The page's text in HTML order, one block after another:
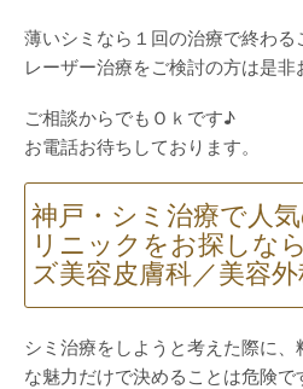
薄いシミなら１回の治療で終わ
レーザー治療をご検討の方は是非
ご相談からでもＯｋです♪
お電話お待ちしております。
神戸・シミ治療で人
リニックをお探しな
ズ美容皮膚科／美容
シミ治療をしようと考えた際に
な魅力だけで決めることは危険